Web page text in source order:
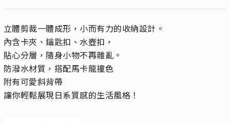
立體剪裁一體成形，小而有力的收納設計。
內含卡夾、鑰匙扣、水壺扣，
貼心分層，隨身小物不再雜亂。
防潑水材質，搭配馬卡龍撞色
附有可愛斜背帶
讓你輕鬆展現日系質感的生活風格！